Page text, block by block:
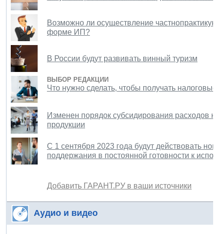
Возможно ли осуществление
форме ИП?
В России будут развивать винный туризм
ВЫБОР РЕДАКЦИИ
Что нужно сделать, чтобы получать
Изменен порядок субсидирования расходов
продукции
С 1 сентября 2023 года будут действовать
поддержания в постоянной готовности к
Добавить ГАРАНТ.РУ в ваши источники
Аудио и видео